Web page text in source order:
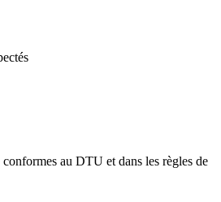
au DTU et dans les règles de